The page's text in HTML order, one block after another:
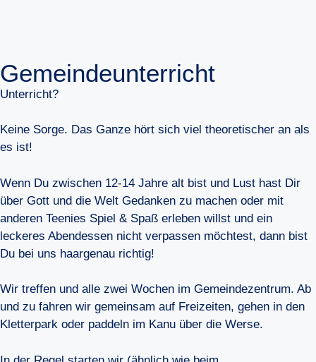
Gemeindeunterricht
Unterricht?
Keine Sorge. Das Ganze hört sich viel theoretischer an als
es ist!
Wenn Du zwischen 12-14 Jahre alt bist und Lust hast Dir
über Gott und die Welt Gedanken zu machen oder mit
anderen Teenies Spiel & Spaß erleben willst und ein
leckeres Abendessen nicht verpassen möchtest, dann bist
Du bei uns haargenau richtig!
Wir treffen und alle zwei Wochen im Gemeindezentrum. Ab
und zu fahren wir gemeinsam auf Freizeiten, gehen in den
Kletterpark oder paddeln im Kanu über die Werse.